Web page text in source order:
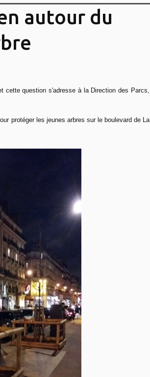
autour du
cette question s'adresse à la Direction des Parcs,
protéger les jeunes arbres sur le boulevard de La